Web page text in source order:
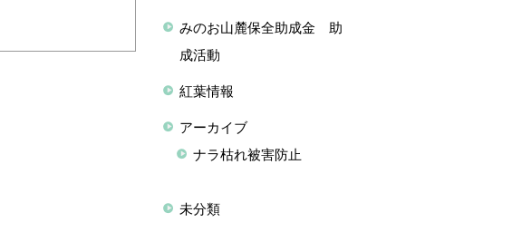
みのお山麓保全助成金 助
成活動
紅葉情報
アーカイブ
ナラ枯れ被害防止
未分類